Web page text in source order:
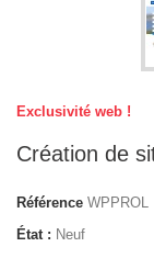
Exclusivité web !
Création de
Référence WPPROL
État : Neuf